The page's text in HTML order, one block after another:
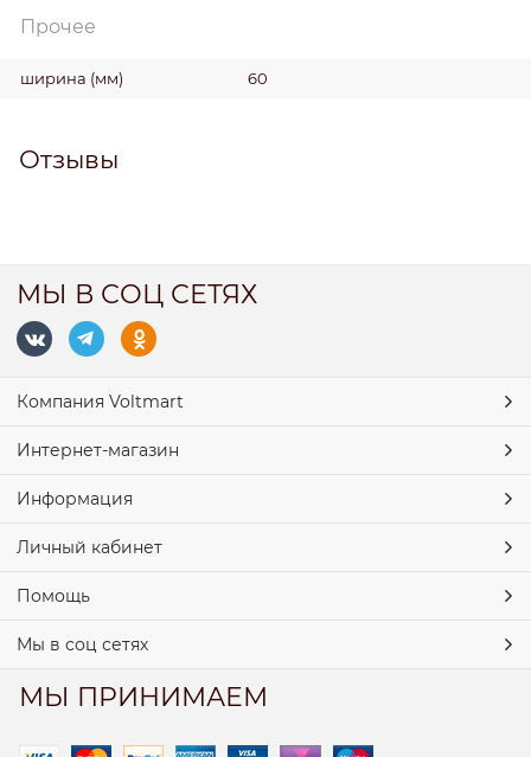
Прочее
ширина (мм) 60
Отзывы
МЫ В СОЦ СЕТЯХ
Компания Voltmart
Интернет-магазин
Информация
Личный кабинет
Помощь
Мы в соц сетях
МЫ ПРИНИМАЕМ